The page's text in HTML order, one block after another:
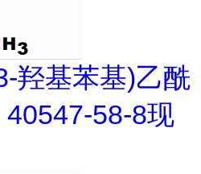
羟基苯基)乙酰
58-8现